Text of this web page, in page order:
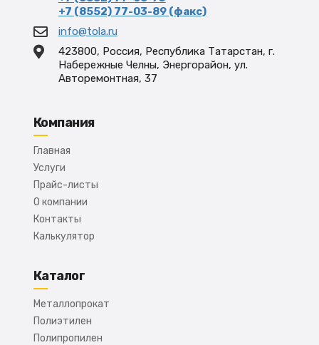
+7 (8552) 77-03-89 (факс)
info@tola.ru
423800, Россия, Республика Татарстан, г.
Набережные Челны, Энергорайон, ул.
Авторемонтная, 37
Компания
Главная
Услуги
Прайс-листы
О компании
Контакты
Калькулятор
Каталог
Металлопрокат
Полиэтилен
Полипропилен